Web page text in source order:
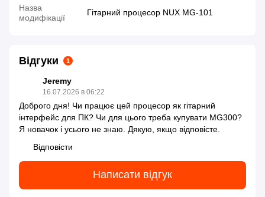
Назва
модифікації
Гітарний процесор NUX MG-101
Відгуки 1
Jeremy
16.07.2026 в 06:22
Доброго дня! Чи працює цей процесор як гітарний
інтерфейс для ПК? Чи для цього треба купувати MG300?
Я новачок і усього не знаю. Дякую, якщо відповісте.
Відповісти
Написати відгук